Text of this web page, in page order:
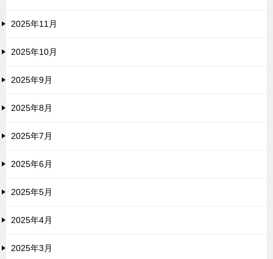
2025年11月
2025年10月
2025年9月
2025年8月
2025年7月
2025年6月
2025年5月
2025年4月
2025年3月